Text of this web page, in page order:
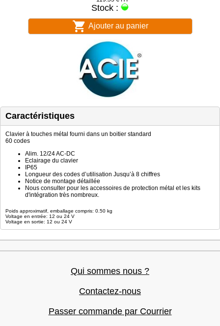
Stock :
Ajouter au panier
Caractéristiques
Clavier à touches métal fourni dans un boitier standard
60 codes
Alim. 12/24 AC-DC
Eclairage du clavier
IP65
Longueur des codes d’utilisation Jusqu’à 8 chiffres
Notice de montage détaillée
Nous consulter pour les accessoires de protection métal et les kits
d'intégration très nombreux.
Poids approximatif, emballage compris: 0.50 kg
Voltage en entrée: 12 ou 24 V
Voltage en sortie: 12 ou 24 V
Qui sommes nous ?
Contactez-nous
Passer commande par Courrier